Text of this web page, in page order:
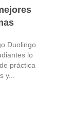
Duolingo
lo
práctica